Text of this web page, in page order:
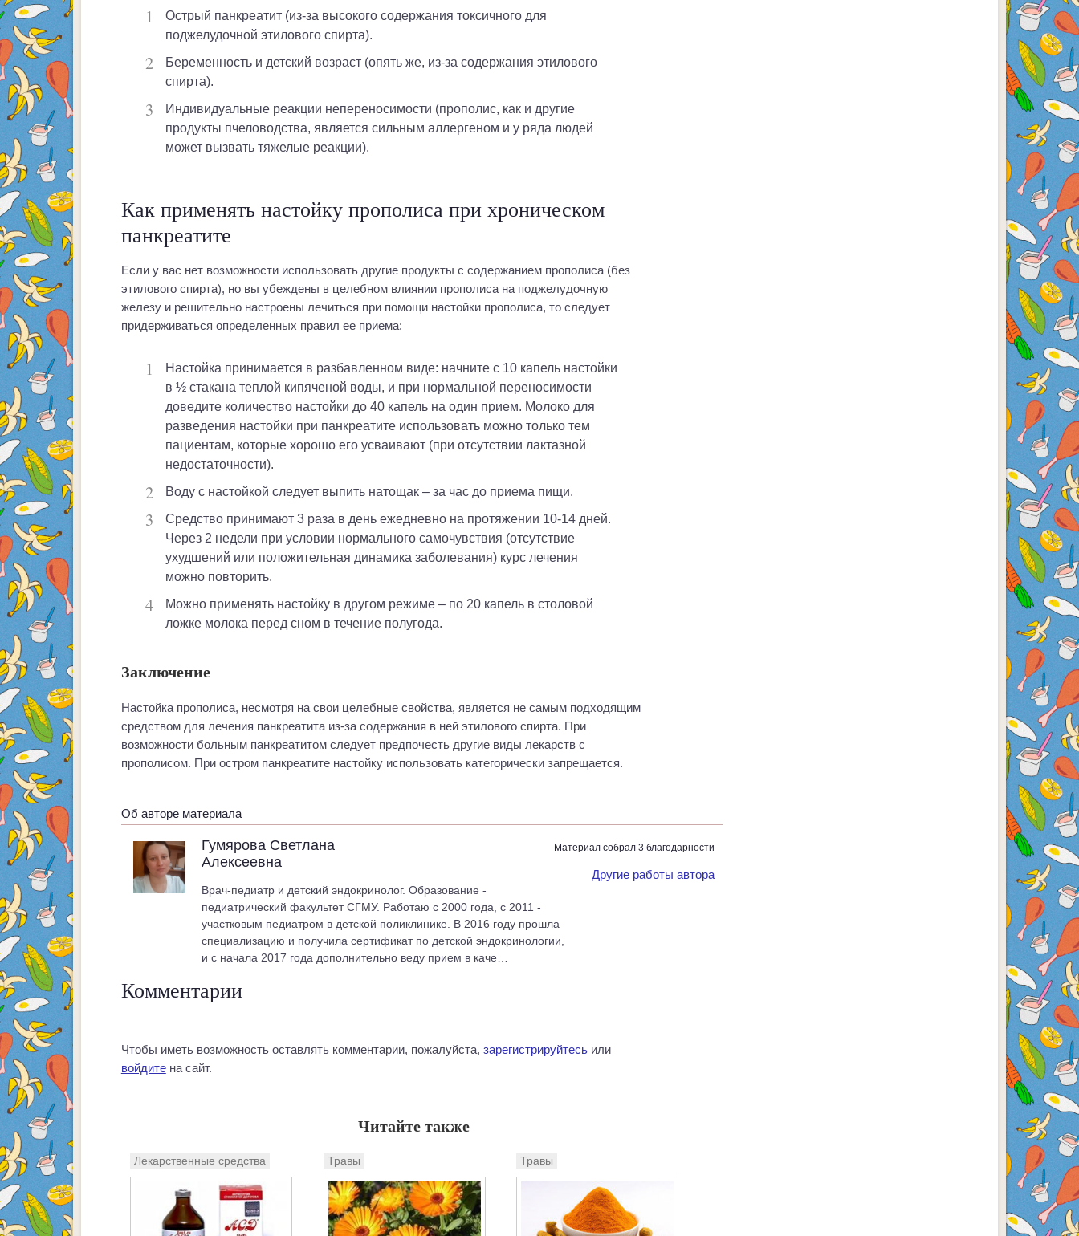
Острый панкреатит (из-за высокого содержания токсичного для
поджелудочной этилового спирта).
Беременность и детский возраст (опять же, из-за содержания этилового
спирта).
Индивидуальные реакции непереносимости (прополис, как и другие
продукты пчеловодства, является сильным аллергеном и у ряда людей
может вызвать тяжелые реакции).
Как применять настойку прополиса при хроническом
панкреатите
Если у вас нет возможности использовать другие продукты с содержанием прополиса (без
этилового спирта), но вы убеждены в целебном влиянии прополиса на поджелудочную
железу и решительно настроены лечиться при помощи настойки прополиса, то следует
придерживаться определенных правил ее приема:
Настойка принимается в разбавленном виде: начните с 10 капель настойки
в ½ стакана теплой кипяченой воды, и при нормальной переносимости
доведите количество настойки до 40 капель на один прием. Молоко для
разведения настойки при панкреатите использовать можно только тем
пациентам, которые хорошо его усваивают (при отсутствии лактазной
недостаточности).
Воду с настойкой следует выпить натощак – за час до приема пищи.
Средство принимают 3 раза в день ежедневно на протяжении 10-14 дней.
Через 2 недели при условии нормального самочувствия (отсутствие
ухудшений или положительная динамика заболевания) курс лечения
можно повторить.
Можно применять настойку в другом режиме – по 20 капель в столовой
ложке молока перед сном в течение полугода.
Заключение
Настойка прополиса, несмотря на свои целебные свойства, является не самым подходящим
средством для лечения панкреатита из-за содержания в ней этилового спирта. При
возможности больным панкреатитом следует предпочесть другие виды лекарств с
прополисом. При остром панкреатите настойку использовать категорически запрещается.
Об авторе материала
Гумярова Светлана
Алексеевна
Материал собрал 3 благодарности
Другие работы автора
Врач-педиатр и детский эндокринолог. Образование -
педиатрический факультет СГМУ. Работаю с 2000 года, с 2011 -
участковым педиатром в детской поликлинике. В 2016 году прошла
специализацию и получила сертификат по детской эндокринологии,
и с начала 2017 года дополнительно веду прием в каче…
Комментарии
Чтобы иметь возможность оставлять комментарии, пожалуйста, зарегистрируйтесьили
войдитена сайт.
Читайте также
Лекарственные средства Травы Травы